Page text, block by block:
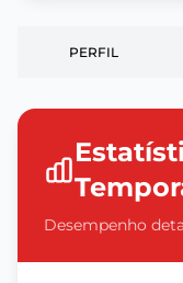
PERFIL
Desempenho